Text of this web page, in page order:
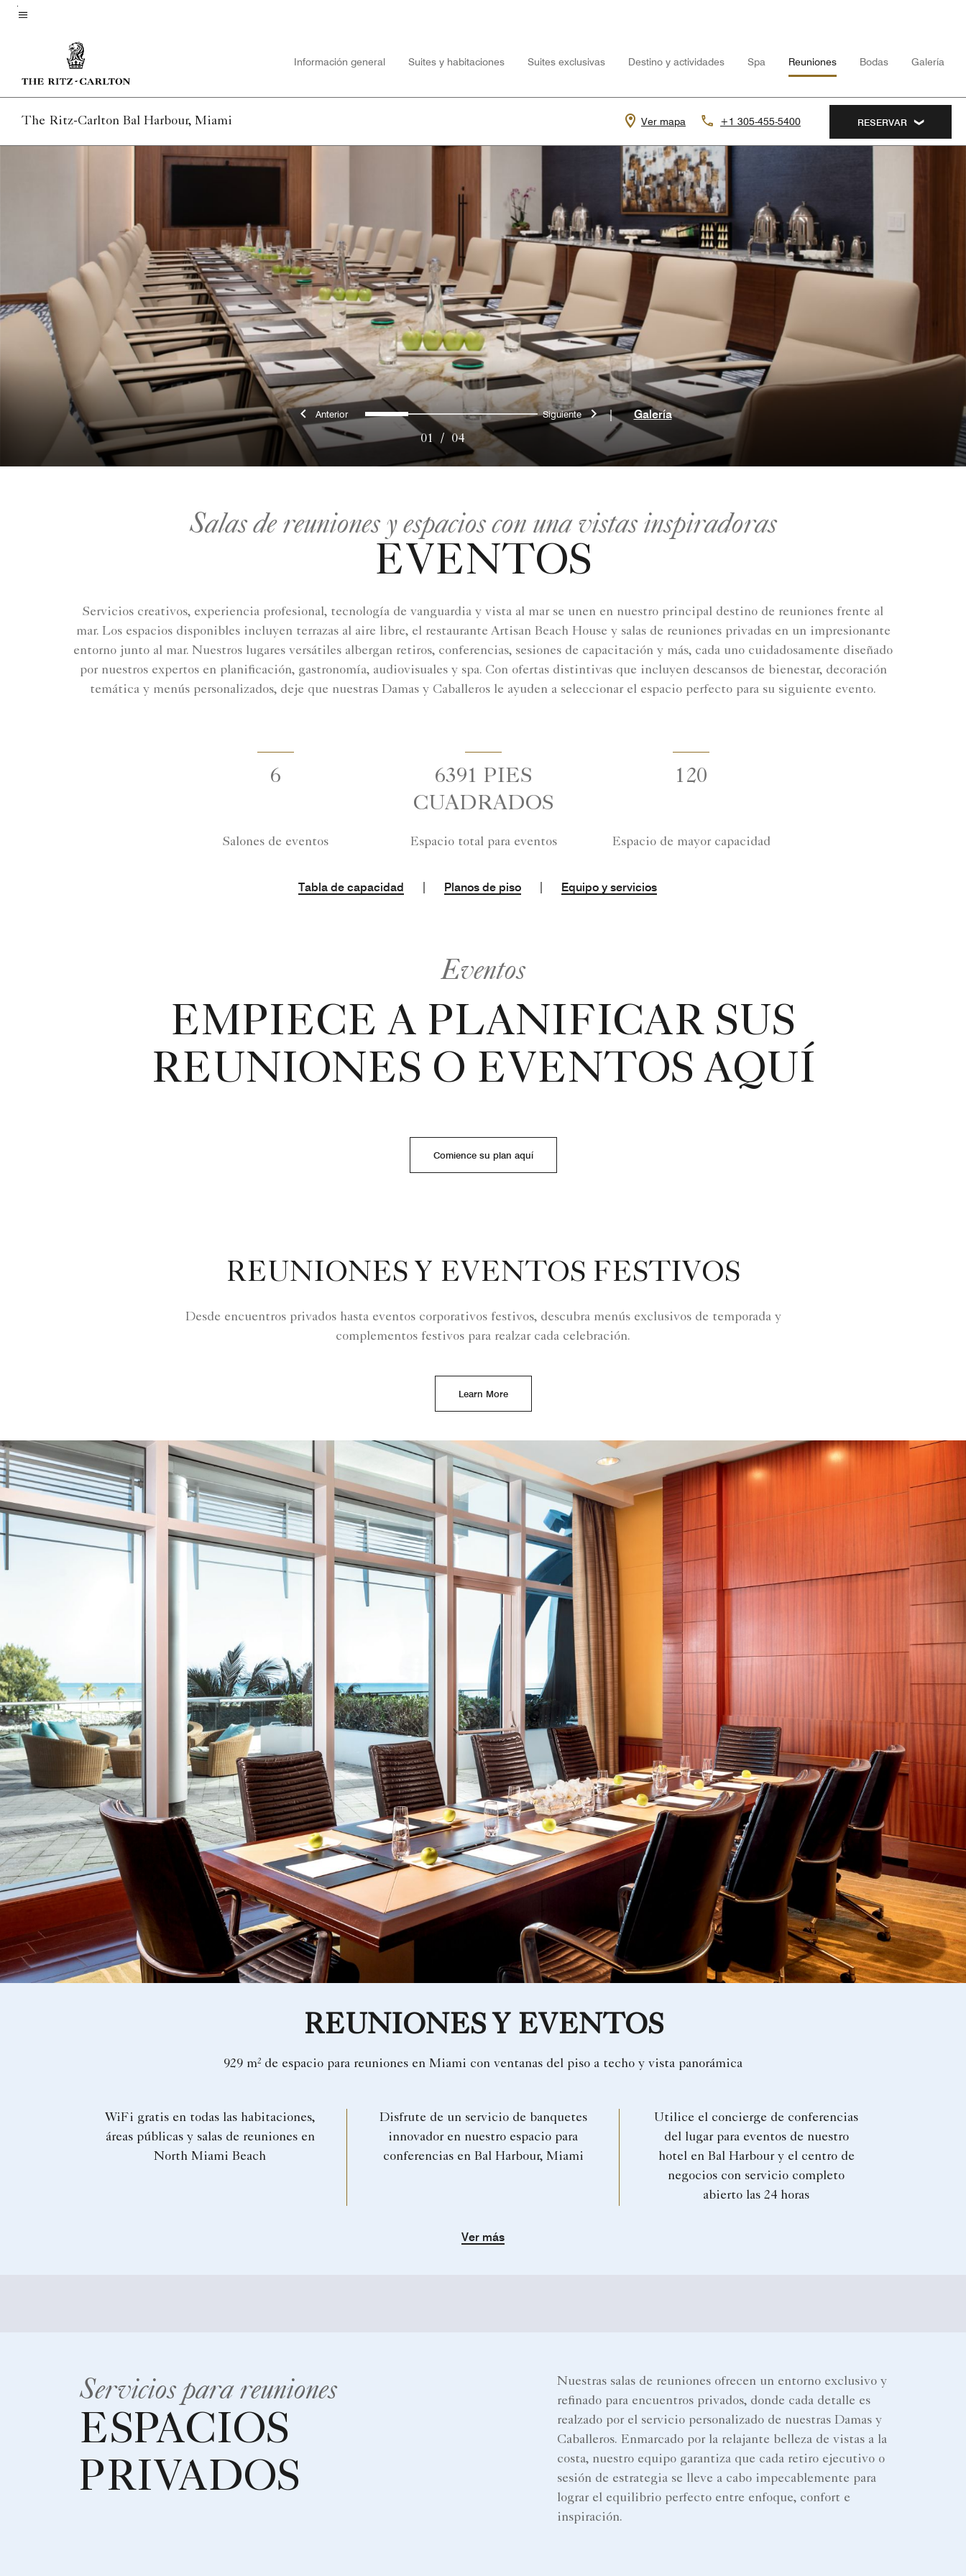
Skip
Información general Suites y habitaciones Suites exclusivas Destino y actividades Spa Reuniones Bodas Galería
The Ritz-Carlton Bal Harbour, Miami Ver mapa +1 305-455-5400 RESERVAR
Anterior 0 1 2 3 Siguiente
01 / 04
| Galería
Salas de reuniones y espacios con una vistas inspiradoras
EVENTOS
Servicios creativos, experiencia profesional, tecnología de vanguardia y vista al mar se unen en nuestro principal destino de reuniones frente al
mar. Los espacios disponibles incluyen terrazas al aire libre, el restaurante Artisan Beach House y salas de reuniones privadas en un impresionante
entorno junto al mar. Nuestros lugares versátiles albergan retiros, conferencias, sesiones de capacitación y más, cada uno cuidadosamente diseñado
por nuestros expertos en planificación, gastronomía, audiovisuales y spa. Con ofertas distintivas que incluyen descansos de bienestar, decoración
temática y menús personalizados, deje que nuestras Damas y Caballeros le ayuden a seleccionar el espacio perfecto para su siguiente evento.
6
Salones de eventos
6391 PIES
CUADRADOS
Espacio total para eventos
120
Espacio de mayor capacidad
Tabla de capacidad Planos de piso Equipo y servicios
Eventos
EMPIECE A PLANIFICAR SUS
REUNIONES O EVENTOS AQUÍ
Comience su plan aquí
REUNIONES Y EVENTOS FESTIVOS
Desde encuentros privados hasta eventos corporativos festivos, descubra menús exclusivos de temporada y
complementos festivos para realzar cada celebración.
Learn More
REUNIONES Y EVENTOS
929 m² de espacio para reuniones en Miami con ventanas del piso a techo y vista panorámica
WiFi gratis en todas las habitaciones,
áreas públicas y salas de reuniones en
North Miami Beach
Disfrute de un servicio de banquetes
innovador en nuestro espacio para
conferencias en Bal Harbour, Miami
Utilice el concierge de conferencias
del lugar para eventos de nuestro
hotel en Bal Harbour y el centro de
negocios con servicio completo
abierto las 24 horas
Ver más
Servicios para reuniones
ESPACIOS
PRIVADOS
Nuestras salas de reuniones ofrecen un entorno exclusivo y
refinado para encuentros privados, donde cada detalle es
realzado por el servicio personalizado de nuestras Damas y
Caballeros. Enmarcado por la relajante belleza de vistas a la
costa, nuestro equipo garantiza que cada retiro ejecutivo o
sesión de estrategia se lleve a cabo impecablemente para
lograr el equilibrio perfecto entre enfoque, confort e
inspiración.